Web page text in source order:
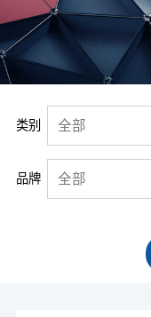
类别 全部
品牌 全部